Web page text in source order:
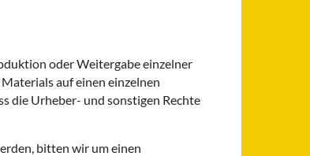
oder Weitergabe einzelner
auf einen einzelnen
die Urheber- und sonstigen Rechte
bitten wir um einen